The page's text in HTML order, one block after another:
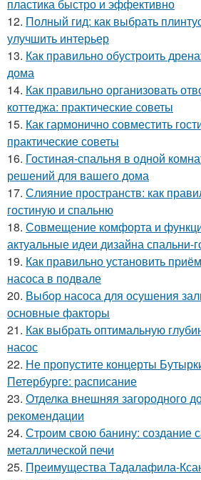
пластика быстро и эффективно
12. Полный гид: как выбрать
улучшить интерьер
13. Как правильно обустроить
дома
14. Как правильно организовать
коттеджа: практические советы
15. Как гармонично совместить
практические советы
16. Гостиная-спальня в одной
решений для вашего дома
17. Слияние пространств: как
гостиную и спальню
18. Совмещение комфорта и
актуальные идеи дизайна спальни-
19. Как правильно установить
насоса в подвале
20. Выбор насоса для осушения
основные факторы
21. Как выбрать оптимальную
насос
22. Не пропустите концерты
Петербурге: расписание
23. Отделка внешняя загородного
рекомендации
24. Строим свою банину: создание
металлической печи
25. Преимущества Тадалафила-